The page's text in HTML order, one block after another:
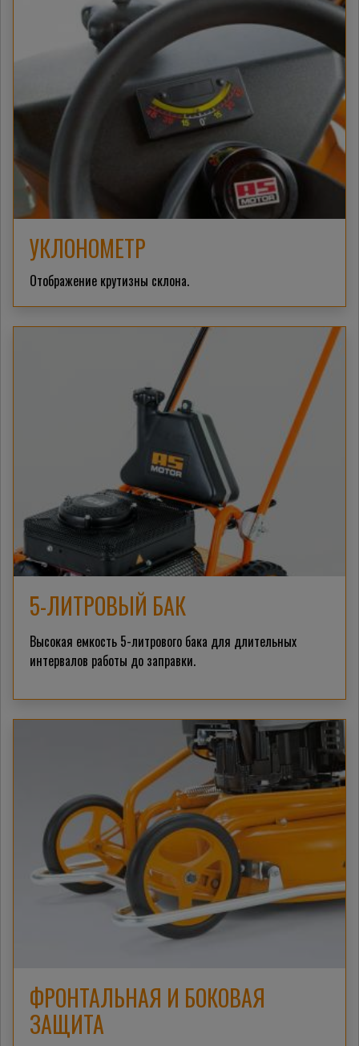
УКЛОНОМЕТР
Отображение крутизны склона.
5-ЛИТРОВЫЙ БАК
Высокая емкость 5-литрового бака для длительных
интервалов работы до заправки.
ФРОНТАЛЬНАЯ И БОКОВАЯ
ЗАЩИТА